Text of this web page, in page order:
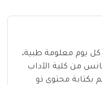
يوم معلومة طبية،
من كلية الآداب
بكتابة محتوى ذو